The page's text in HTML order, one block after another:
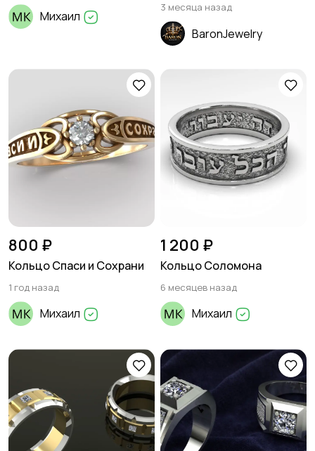
Михаил
3 месяца назад
BaronJewelry
800 ₽
Кольцо Спаси и Сохрани
1 год назад
Михаил
1 200 ₽
Кольцо Соломона
6 месяцев назад
Михаил